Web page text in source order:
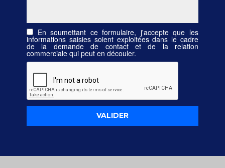
En soumettant ce formulaire, j'accepte que les
informations saisies soient exploitées dans le cadre
de la demande de contact et de la relation
commerciale qui peut en découler.